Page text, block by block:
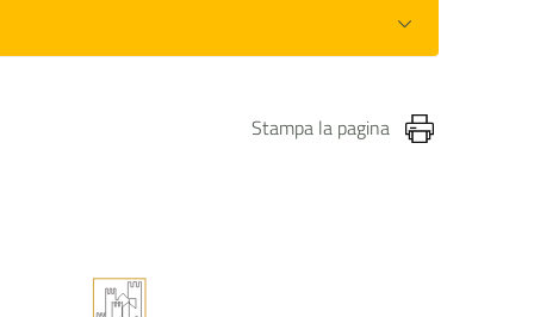
Stampa la pagina